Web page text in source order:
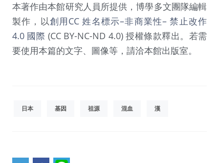
i
p
p
o
n
m
本著作由本館研究人員所提供，博學多文團隊編輯
製作，以創用CC 姓名標示–非商業性– 禁止改作
4.0 國際 (CC BY-NC-ND 4.0) 授權條款釋出。若需
要使用本篇的文字、圖像等，請洽本館出版室。
日本 基因 祖源 混血 漢